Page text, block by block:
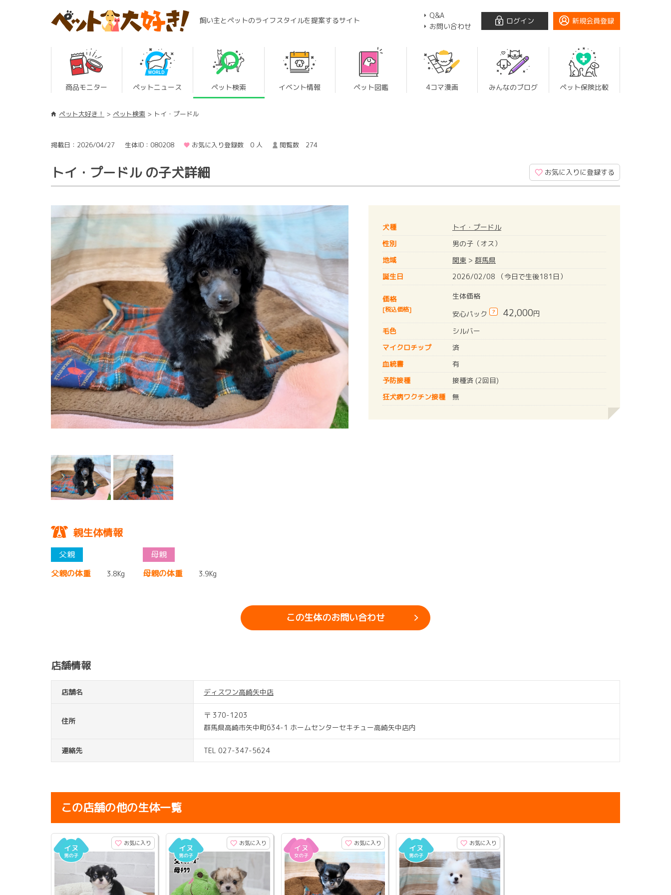
飼い主とペットのライフスタイルを提案するサイト
Q&A
お問い合わせ
ログイン 新規会員登録
商品モニター ペットニュース ペット検索 イベント情報 ペット図鑑 4コマ漫画 みんなのブログ ペット保険比較
ペット大好き！ ペット検索 トイ・プードル
掲載日：2026/04/27 生体ID：080208 お気に入り登録数 0 人 閲覧数 274
トイ・プードル の子犬詳細 お気に入りに登録する
犬種
トイ・プードル
性別
男の子（オス）
地域
関東 > 群馬県
誕生日
2026/02/08 （今日で生後181日）
価格
[税込価格]
生体価格
安心パック
? 42,000円
毛色
シルバー
マイクロチップ
済
血統書
有
予防接種
接種済 (2回目)
狂犬病ワクチン接種 無
親生体情報
父親の体重 3.8Kg 母親の体重 3.9Kg
この生体のお問い合わせ
店舗情報
店舗名 ディスワン高崎矢中店
住所
〒 370-1203
群馬県高崎市矢中町634-1 ホームセンターセキチュー高崎矢中店内
連絡先 TEL 027-347-5624
この店舗の他の生体一覧
お気に入り お気に入り お気に入り お気に入り